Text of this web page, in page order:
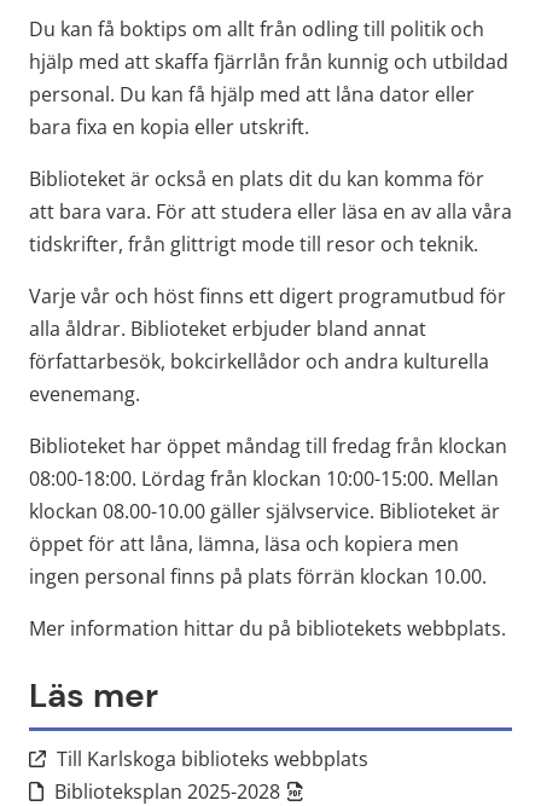
Du kan få boktips om allt från odling till politik och
hjälp med att skaffa fjärrlån från kunnig och utbildad
personal. Du kan få hjälp med att låna dator eller
bara fixa en kopia eller utskrift.
Biblioteket är också en plats dit du kan komma för
att bara vara. För att studera eller läsa en av alla våra
tidskrifter, från glittrigt mode till resor och teknik.
Varje vår och höst finns ett digert programutbud för
alla åldrar. Biblioteket erbjuder bland annat
författarbesök, bokcirkellådor och andra kulturella
evenemang.
Biblioteket har öppet måndag till fredag från klockan
08:00-18:00. Lördag från klockan 10:00-15:00. Mellan
klockan 08.00-10.00 gäller självservice. Biblioteket är
öppet för att låna, lämna, läsa och kopiera men
ingen personal finns på plats förrän klockan 10.00.
Mer information hittar du på bibliotekets webbplats.
Läs mer
Till Karlskoga biblioteks webbplats
Biblioteksplan 2025-2028Pdf, 260 kB, öppnas i nytt